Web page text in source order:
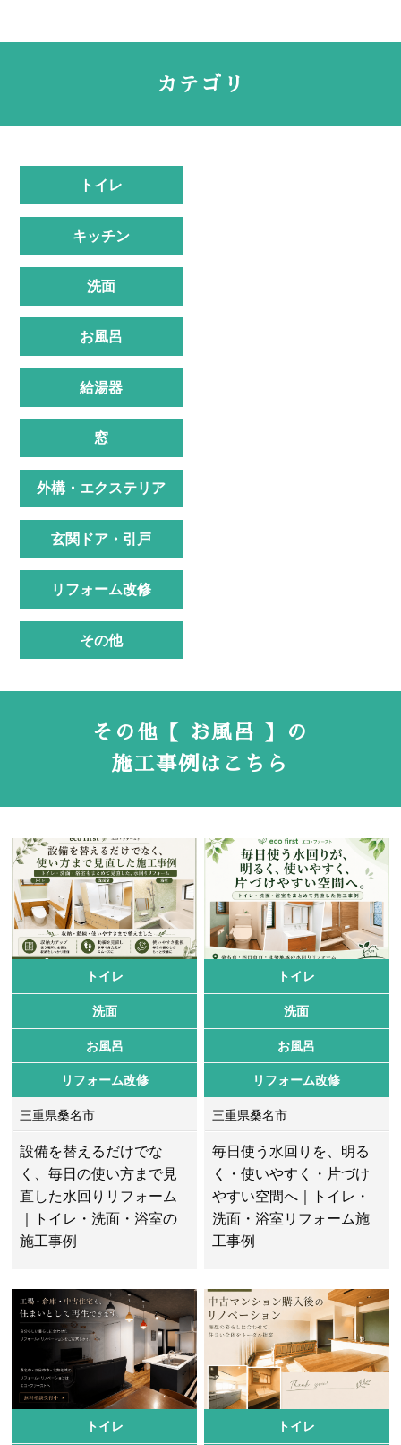
カテゴリ
トイレ
キッチン
洗面
お風呂
給湯器
窓
外構・エクステリア
玄関ドア・引戸
リフォーム改修
その他
その他【 お風呂 】の
施工事例はこちら
トイレ
洗面
お風呂
リフォーム改修
三重県桑名市
設備を替えるだけでな
く、毎日の使い方まで見
直した水回りリフォーム
｜トイレ・洗面・浴室の
施工事例
トイレ
洗面
お風呂
リフォーム改修
三重県桑名市
毎日使う水回りを、明る
く・使いやすく・片づけ
やすい空間へ｜トイレ・
洗面・浴室リフォーム施
工事例
トイレ トイレ